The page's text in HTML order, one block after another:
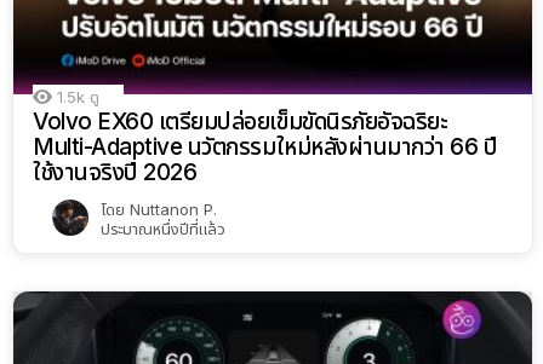
1.5k ดู
Volvo EX60 เตรียมปล่อยเข็มขัดนิรภัยอัจฉริยะ
Multi-Adaptive นวัตกรรมใหม่หลังผ่านมากว่า 66 ปี
ใช้งานจริงปี 2026
โดย Nuttanon P.
ประมาณหนึ่งปีที่แล้ว